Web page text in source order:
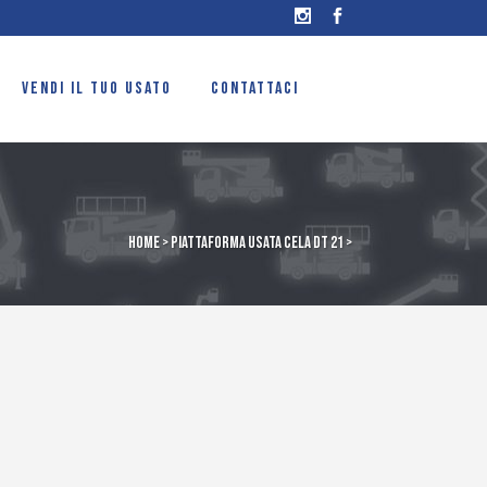
VENDI IL TUO USATO CONTATTACI
Home>Piattaforma usata Cela DT 21 >